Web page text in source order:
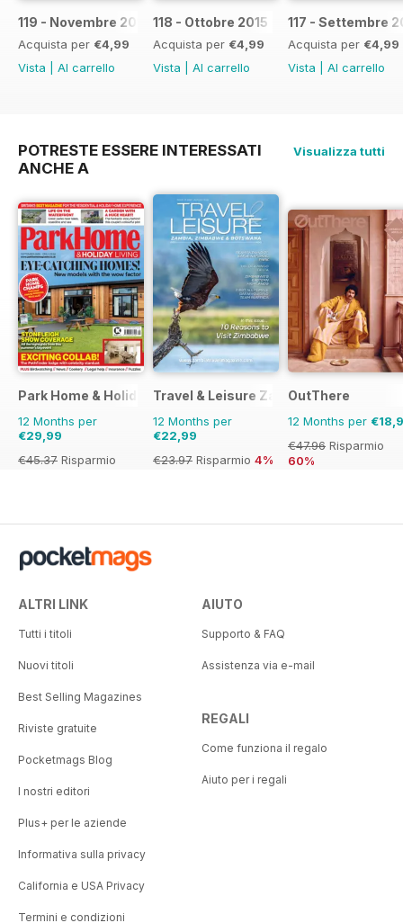
119 - Novembre 2015
Acquista per €4,99
Vista
Al carrello
118 - Ottobre 2015
Acquista per €4,99
Vista
Al carrello
117 - Settembre
Acquista per €4,99
Vista
Al carrello
POTRESTE ESSERE INTERESSATI
ANCHE A
Visualizza tutti
Park Home & Holiday Living
12 Months per
€29,99
€45.37 Risparmio
Travel & Leisure Zambia & Zimbabwe
12 Months per
€22,99
€23.97 Risparmio 4%
OutThere
12 Months per
€47.96 Risparmio
60%
ALTRI LINK
Tutti i titoli
Nuovi titoli
Best Selling Magazines
Riviste gratuite
Pocketmags Blog
I nostri editori
Plus+ per le aziende
Informativa sulla privacy
California e USA Privacy
Termini e condizioni
AIUTO
Supporto & FAQ
Assistenza via e-mail
REGALI
Come funziona il regalo
Aiuto per i regali